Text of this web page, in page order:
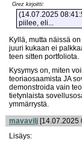
Grez kirjoitti:
(14.07.2025
piilee, eli...
Kyllä, mutta näissä
juuri kukaan ei
teen sitten portfoliota.
Kysymys on, miten
teoriaosaamista JA
demonstroida vain
tietynlaista
ymmärrystä.
mavavilj [14.07.2025
Lisäys: